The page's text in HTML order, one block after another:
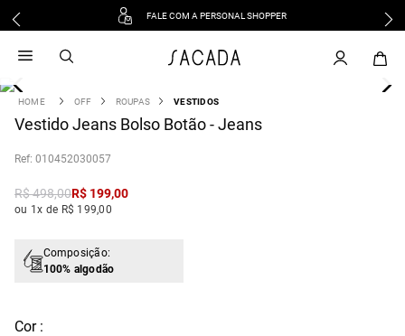
FALE COM A PERSONAL SHOPPER
OFF ROUPAS VESTIDOS
Vestido Jeans Bolso Botão - Jeans
: 010452030057
R$498,00R$ 199,00
ou 1x de R$ 199,00
Composição:
100% algodão
Cor :
vestido
3 º blusa
º tricot
º macacão
jeans
vestido curto